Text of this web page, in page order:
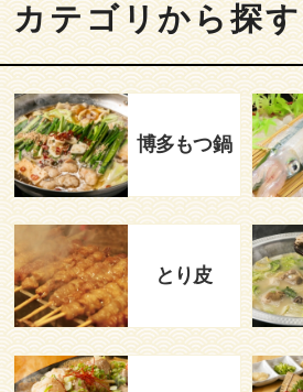
カテゴリから探す
博多もつ鍋
とり皮